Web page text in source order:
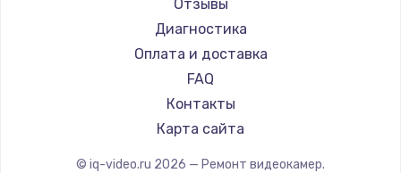
Отзывы
Диагностика
Оплата и доставка
FAQ
Контакты
Карта сайта
© iq-video.ru 2026 — Ремонт видеокамер.